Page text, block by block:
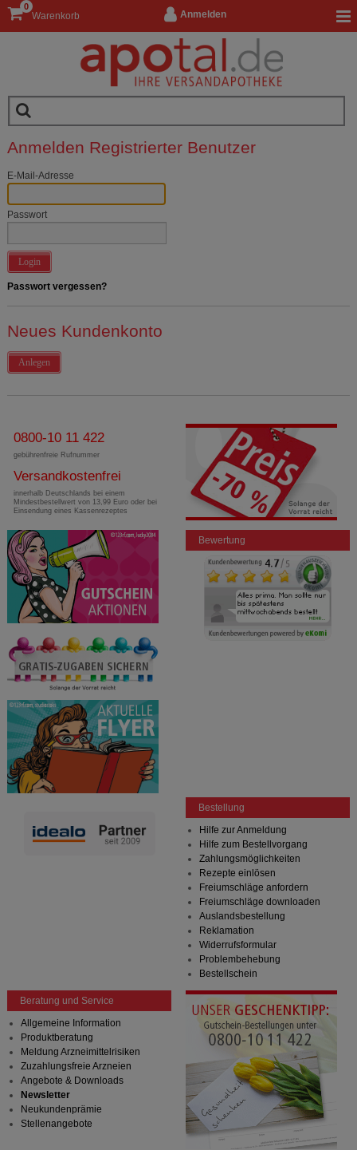
Anmelden
Warenkorb
0
Anmelden Registrierter Benutzer
E-Mail-Adresse
Passwort
Login
Passwort vergessen?
Neues Kundenkonto
Anlegen
0800-10 11 422
gebührenfreie Rufnummer
Versandkostenfrei
innerhalb Deutschlands bei einem
Mindestbestellwert von 13,99 Euro oder bei
Einsendung eines Kassenrezeptes
Bewertung
Bestellung
Hilfe zur Anmeldung
Hilfe zum Bestellvorgang
Zahlungsmöglichkeiten
Rezepte einlösen
Freiumschläge anfordern
Freiumschläge downloaden
Auslandsbestellung
Reklamation
Widerrufsformular
Problembehebung
Bestellschein
Beratung und Service
Allgemeine Information
Produktberatung
Meldung Arzneimittelrisiken
Zuzahlungsfreie Arzneien
Angebote & Downloads
Newsletter
Neukundenprämie
Stellenangebote